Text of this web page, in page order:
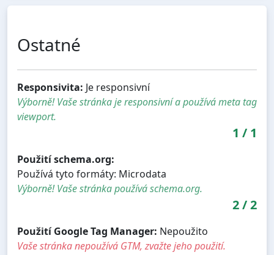
Ostatné
Responsivita: Je responsivní
Výborně! Vaše stránka je responsivní a používá meta tag
viewport.
1 / 1
Použití schema.org:
Používá tyto formáty: Microdata
Výborně! Vaše stránka používá schema.org.
2/2
Použití Google Tag Manager: Nepoužito
Vaše stránka nepoužívá GTM, zvažte jeho použití.